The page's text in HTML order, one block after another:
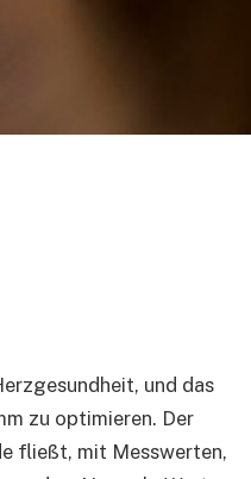
und das
zu optimieren. Der
fließt, mit Messwerten,